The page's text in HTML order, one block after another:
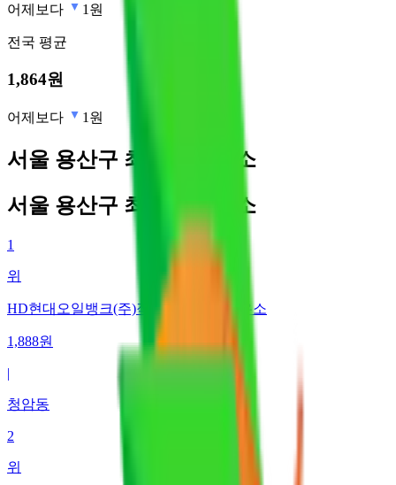
어제보다 1원
전국 평균
1,864원
어제보다 1원
서울 용산구 최저가 주유소
서울 용산구 최저가 주유소
1
위
HD현대오일뱅크(주)직영 한강셀프주유소
1,888원
|
청암동
2
위